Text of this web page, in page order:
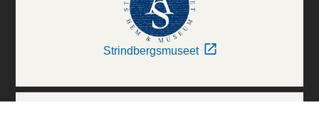
Strindbergsmuseet